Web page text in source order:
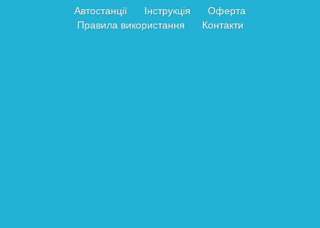
Автостанції Інструкція
Оферта
Правила використання
Контакти